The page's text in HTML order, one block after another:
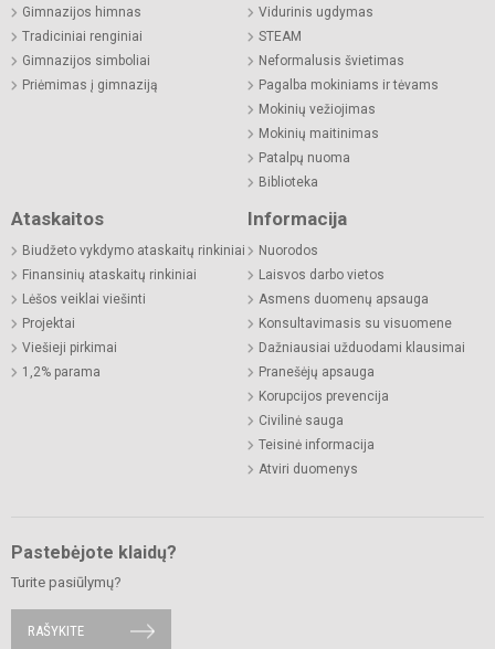
Gimnazijos himnas
Tradiciniai renginiai
Gimnazijos simboliai
Priėmimas į gimnaziją
Vidurinis ugdymas
STEAM
Neformalusis švietimas
Pagalba mokiniams ir tėvams
Mokinių vežiojimas
Mokinių maitinimas
Patalpų nuoma
Biblioteka
Ataskaitos
Biudžeto vykdymo ataskaitų rinkiniai
Finansinių ataskaitų rinkiniai
Lėšos veiklai viešinti
Projektai
Viešieji pirkimai
1,2% parama
Informacija
Nuorodos
Laisvos darbo vietos
Asmens duomenų apsauga
Konsultavimasis su visuomene
Dažniausiai užduodami klausimai
Pranešėjų apsauga
Korupcijos prevencija
Civilinė sauga
Teisinė informacija
Atviri duomenys
Pastebėjote klaidų?
Turite pasiūlymų?
RAŠYKITE